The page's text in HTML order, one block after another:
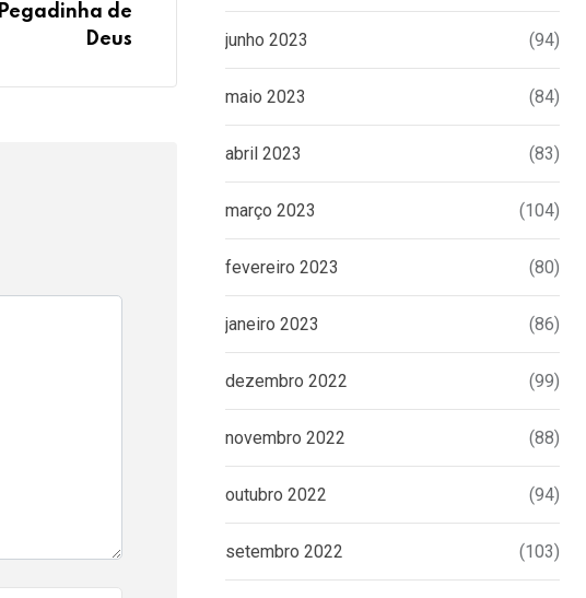
de
Deus
junho 2023 (94)
maio 2023 (84)
abril 2023 (83)
março 2023 (104)
fevereiro 2023 (80)
janeiro 2023 (86)
dezembro 2022 (99)
novembro 2022 (88)
outubro 2022 (94)
setembro 2022 (103)